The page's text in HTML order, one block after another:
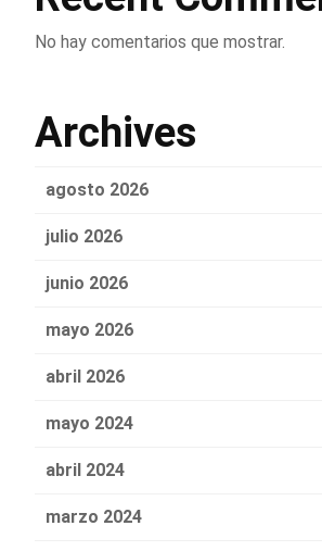
No hay comentarios que mostrar.
Archives
agosto 2026
julio 2026
junio 2026
mayo 2026
abril 2026
mayo 2024
abril 2024
marzo 2024